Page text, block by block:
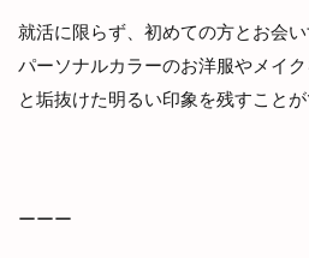
就活に限らず、初めての方とお会
パーソナルカラーのお洋服やメイ
と垢抜けた明るい印象を残すこと
ーーー